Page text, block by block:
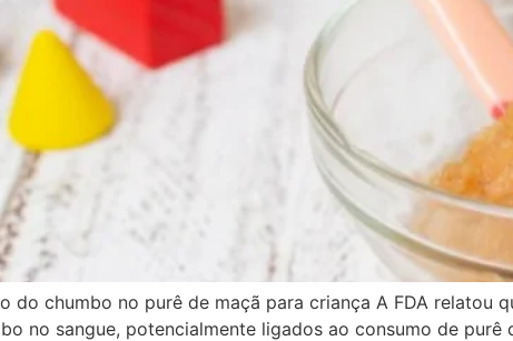
do chumbo no purê de maçã para criança A FDA relatou
no sangue, potencialmente ligados ao consumo de